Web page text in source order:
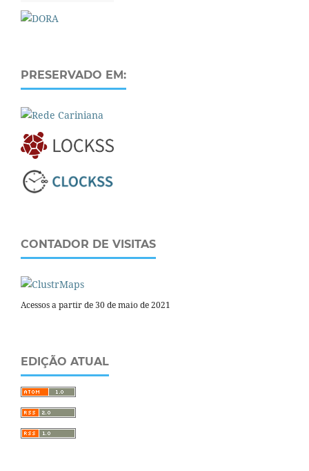
PRESERVADO EM:
CONTADOR DE VISITAS
Acessos a partir de 30 de maio de 2021
EDIÇÃO ATUAL